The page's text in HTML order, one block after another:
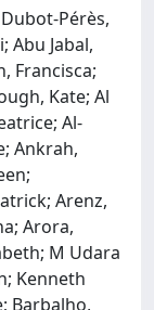
Pérès,
Abu Jabal,
Francisca;
Kate; Al
Al-
Ankrah,
Arenz,
Arora,
M Udara
Kenneth
Barbalho,